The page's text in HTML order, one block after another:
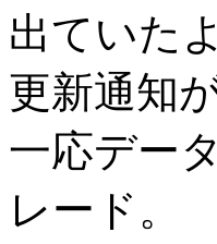
出ていた
更新通知
一応デー
レード。